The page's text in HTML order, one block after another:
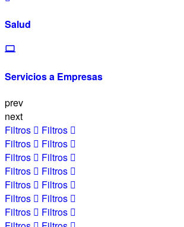
Salud
Servicios a Empresas
prev
next
Filtros
Filtros
Filtros
Filtros
Filtros
Filtros
Filtros
Filtros
Filtros
Filtros
Filtros
Filtros
Filtros
Filtros